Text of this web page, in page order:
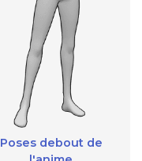
Poses debout de